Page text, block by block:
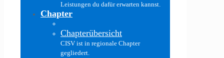
Leistungen du dafür erwarten kannst.
Chapter
Chapterübersicht
CISV ist in regionale Chapter
gegliedert.